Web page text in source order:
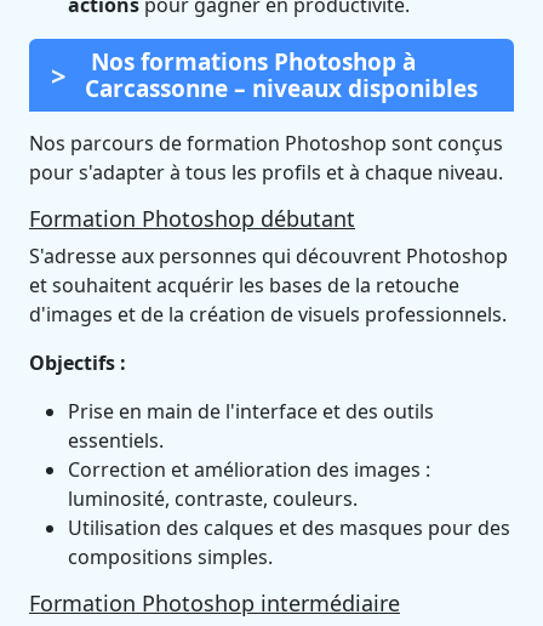
Nos formations Photoshop à
Carcassonne – niveaux disponibles
Nos parcours de formation Photoshop sont conçus
pour s'adapter à tous les profils et à chaque niveau.
Formation Photoshop débutant
S'adresse aux personnes qui découvrent Photoshop
et souhaitent acquérir les bases de la retouche
d'images et de la création de visuels professionnels.
Objectifs :
Prise en main de l'interface et des outils
essentiels.
Correction et amélioration des images :
luminosité, contraste, couleurs.
Utilisation des calques et des masques pour des
compositions simples.
Formation Photoshop intermédiaire